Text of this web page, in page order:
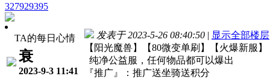
327929395
TA的每日心情
衰
2023-9-3 11:41
发表于 2023-5-26 08:40:50 | 显示全部楼层
【阳光魔兽】【80微变单刷】【火爆新服】
纯净公益服，任何物品都可以爆出
『推广』：推广送坐骑送积分